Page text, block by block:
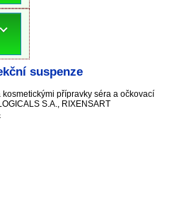
suspenze
přípravky séra a očkovací
S.A., RIXENSART